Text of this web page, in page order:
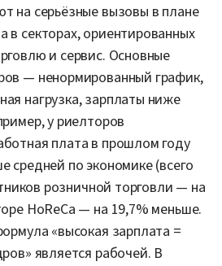
на серьёзные вызовы в плане
в секторах, ориентированных
и сервис. Основные
— ненормированный график,
нагрузка, зарплаты ниже
у риелторов
плата в прошлом году
средней по экономике (всего
розничной торговли — на
HoReCa — на 19,7% меньше.
«высокая зарплата =
является рабочей. В